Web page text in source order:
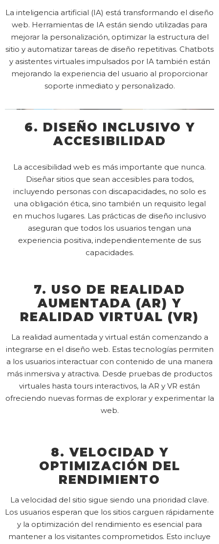
La inteligencia artificial (IA) está transformando el diseño
web. Herramientas de IA están siendo utilizadas para
mejorar la personalización, optimizar la estructura del
sitio y automatizar tareas de diseño repetitivas. Chatbots
y asistentes virtuales impulsados por IA también están
mejorando la experiencia del usuario al proporcionar
soporte inmediato y personalizado.
6. DISEÑO INCLUSIVO Y
ACCESIBILIDAD
La accesibilidad web es más importante que nunca.
Diseñar sitios que sean accesibles para todos,
incluyendo personas con discapacidades, no solo es
una obligación ética, sino también un requisito legal
en muchos lugares. Las prácticas de diseño inclusivo
aseguran que todos los usuarios tengan una
experiencia positiva, independientemente de sus
capacidades.
7. USO DE REALIDAD
AUMENTADA (AR) Y
REALIDAD VIRTUAL (VR)
La realidad aumentada y virtual están comenzando a
integrarse en el diseño web. Estas tecnologías permiten
a los usuarios interactuar con contenido de una manera
más inmersiva y atractiva. Desde pruebas de productos
virtuales hasta tours interactivos, la AR y VR están
ofreciendo nuevas formas de explorar y experimentar la
web.
8. VELOCIDAD Y
OPTIMIZACIÓN DEL
RENDIMIENTO
La velocidad del sitio sigue siendo una prioridad clave.
Los usuarios esperan que los sitios carguen rápidamente
y la optimización del rendimiento es esencial para
mantener a los visitantes comprometidos. Esto incluye